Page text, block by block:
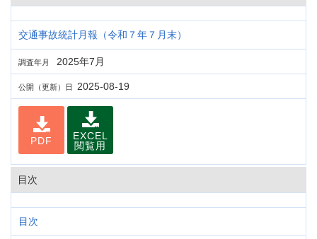
交通事故統計月報（令和７年７月末）
調査年月 2025年7月
公開（更新）日 2025-08-19
PDF
EXCEL
閲覧用
目次
目次